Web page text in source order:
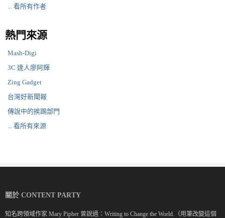
... 看所有作者
熱門來源
Mash-Digi
3C 達人廖阿輝
Zing Gadget
台灣好新聞報
傳說中的挨踢部門
... 看所有來源
關於 CONTENT PARTY
知名跨領域作家 Mary Pipher 曾說過：Writing to Change the World.（用筆改變這個